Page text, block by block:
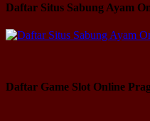
Daftar Situs Sabung Ayam
Daftar Game Slot Online